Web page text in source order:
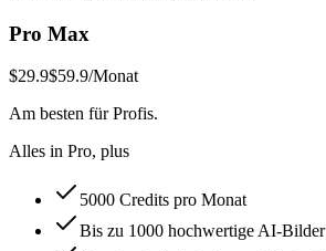
Pro Max
$29.9$59.9/Monat
Am besten für Profis.
Alles in Pro, plus
5000 Credits pro Monat
Bis zu 1000 hochwertige AI-Bilder